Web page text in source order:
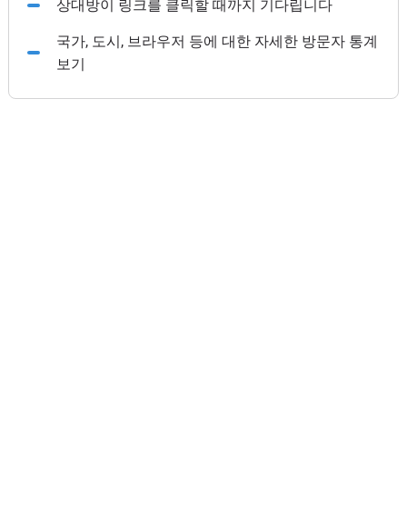
상대방이 링크를 클릭할 때까지 기다립니다
국가, 도시, 브라우저 등에 대한 자세한 방문자 통계
보기